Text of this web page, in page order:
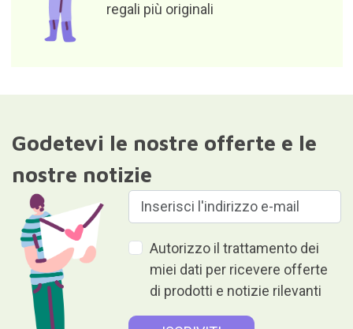
regali più originali
Godetevi le nostre offerte e le
nostre notizie
Autorizzo il trattamento dei
miei dati per ricevere offerte
di prodotti e notizie rilevanti